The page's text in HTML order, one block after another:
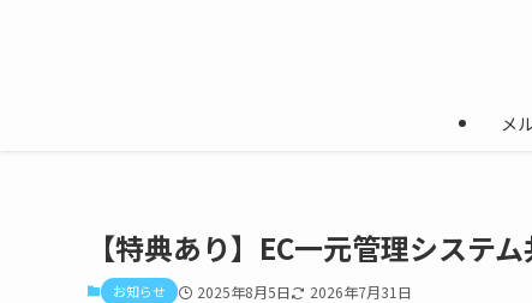
メ
【特典あり】EC一元管理システ
お知らせ 2025年8月5日 2026年7月31日